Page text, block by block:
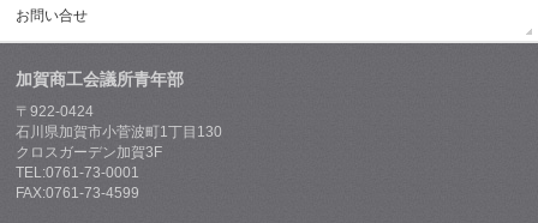
お問い合せ
加賀商工会議所青年部
〒922-0424
石川県加賀市小菅波町1丁目130
クロスガーデン加賀3F
TEL:0761-73-0001
FAX:0761-73-4599